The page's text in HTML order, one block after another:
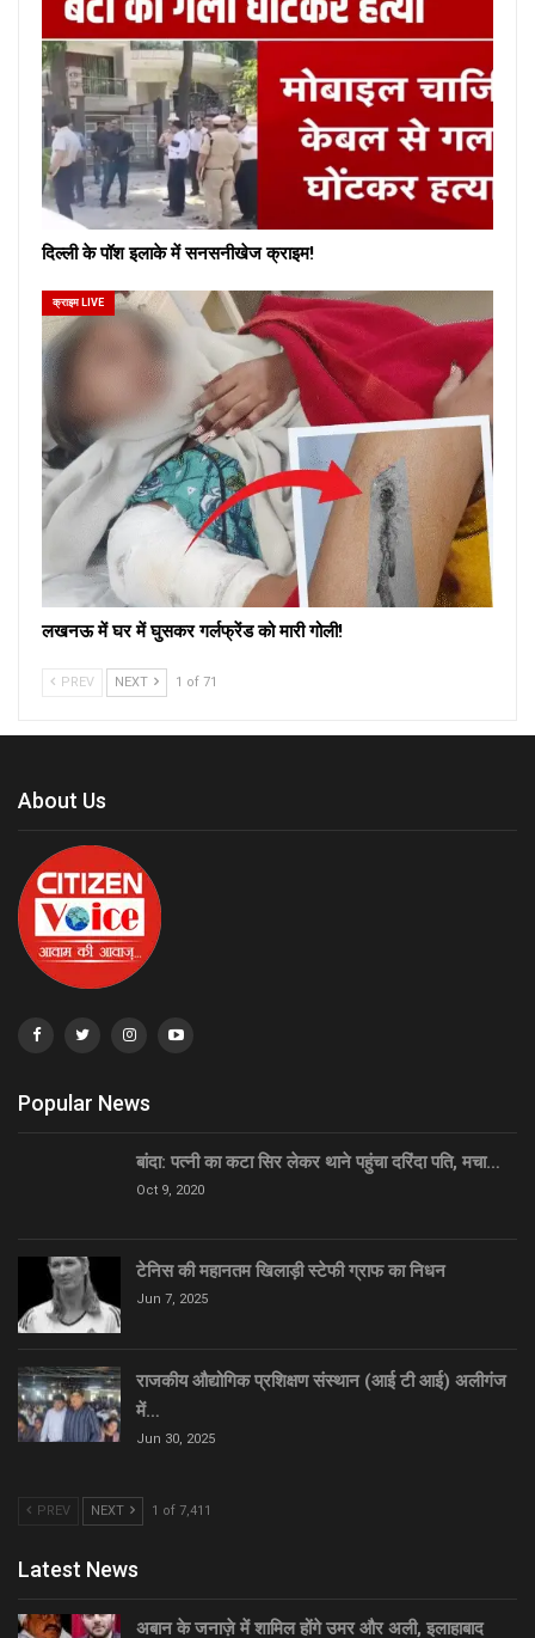
दिल्ली के पॉश इलाके में सनसनीखेज क्राइम!
क्राइम LIVE
लखनऊ में घर में घुसकर गर्लफ्रेंड को मारी गोली!
PREV NEXT 1 of 71
About Us
Popular News
बांदा: पत्नी का कटा सिर लेकर थाने पहुंचा दरिंदा पति, मचा…
Oct 9, 2020
टेनिस की महानतम खिलाड़ी स्टेफी ग्राफ का निधन
Jun 7, 2025
राजकीय औद्योगिक प्रशिक्षण संस्थान (आई टी आई) अलीगंज
में…
Jun 30, 2025
PREV NEXT 1 of 7,411
Latest News
अबान के जनाज़े में शामिल होंगे उमर और अली, इलाहाबाद